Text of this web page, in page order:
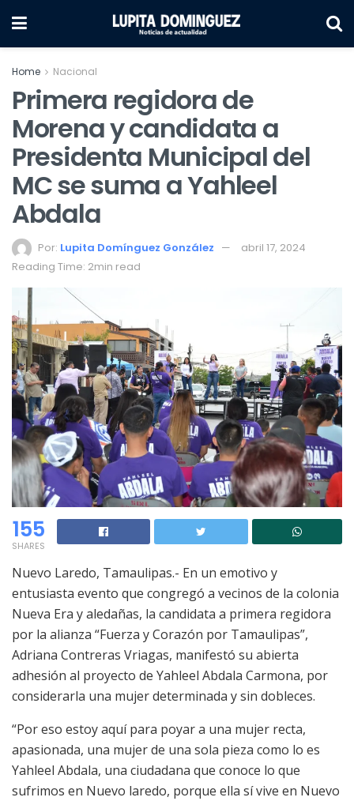
Home Nacional
Primera regidora de
Morena y candidata a
Presidenta Municipal del
MC se suma a Yahleel
Abdala
Por: Lupita Domínguez González
abril 17, 2024
Reading Time: 2min read
155
SHARES
Nuevo Laredo, Tamaulipas.- En un emotivo y
entusiasta evento que congregó a vecinos de la colonia
Nueva Era y aledañas, la candidata a primera regidora
por la alianza “Fuerza y Corazón por Tamaulipas”,
Adriana Contreras Vriagas, manifestó su abierta
adhesión al proyecto de Yahleel Abdala Carmona, por
considerarla una mujer determinada y sin dobleces.
“Por eso estoy aquí para poyar a una mujer recta,
apasionada, una mujer de una sola pieza como lo es
Yahleel Abdala, una ciudadana que conoce lo que
sufrimos en Nuevo laredo, porque ella sí vive en Nuevo